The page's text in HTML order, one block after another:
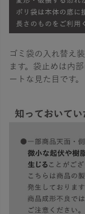
ゴミ袋の入れ替え
ます。袋止めは内
ートな見た目です。